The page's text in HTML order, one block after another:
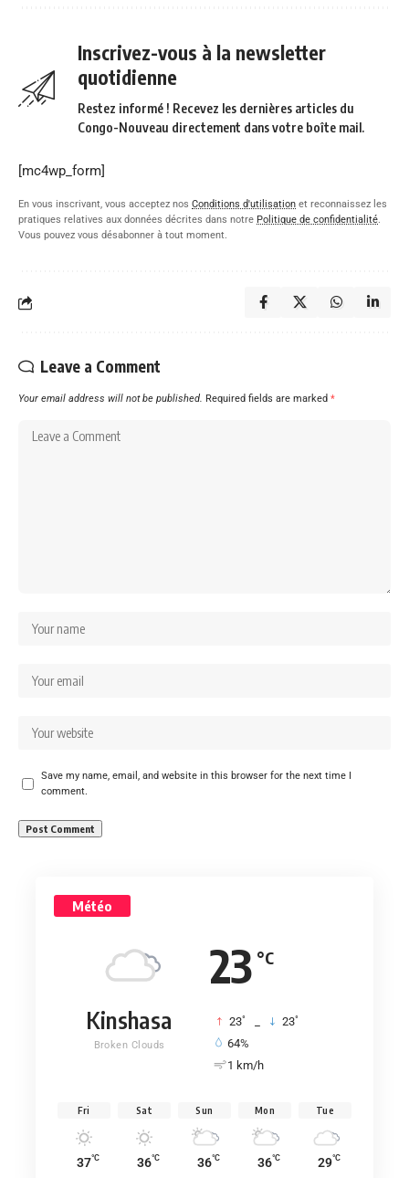
Inscrivez-vous à la newsletter
quotidienne
Restez informé ! Recevez les dernières articles du
Congo-Nouveau directement dans votre boîte mail.
[mc4wp_form]
En vous inscrivant, vous acceptez nos Conditions d'utilisation et reconnaissez les
pratiques relatives aux données décrites dans notre Politique de confidentialité.
Vous pouvez vous désabonner à tout moment.
Leave a Comment
Your email address will not be published. Required fields are marked *
Save my name, email, and website in this browser for the next time I
comment.
Météo
23 °C
Kinshasa
Broken Clouds
23° 23°
64%
1 km/h
Fri
37°C
Sat
36°C
Sun
36°C
Mon
36°C
Tue
29°C